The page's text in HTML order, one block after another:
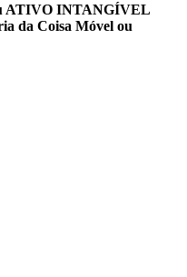
ATIVO INTANGÍVEL
da Coisa Móvel ou